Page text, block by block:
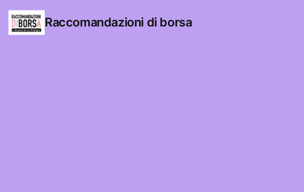
Raccomandazioni di borsa